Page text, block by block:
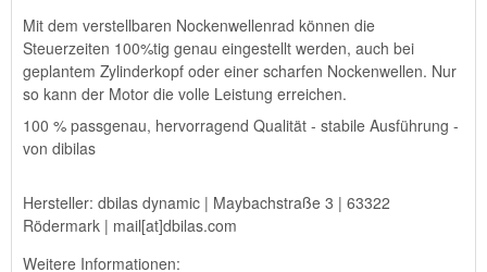
Mit dem verstellbaren Nockenwellenrad können die
Steuerzeiten 100%tig genau eingestellt werden, auch bei
geplantem Zylinderkopf oder einer scharfen Nockenwellen. Nur
so kann der Motor die volle Leistung erreichen.
100 % passgenau, hervorragend Qualität - stabile Ausführung -
von dibilas
Hersteller: dbilas dynamic | Maybachstraße 3 | 63322
Rödermark | mail[at]dbilas.com
Weitere Informationen: